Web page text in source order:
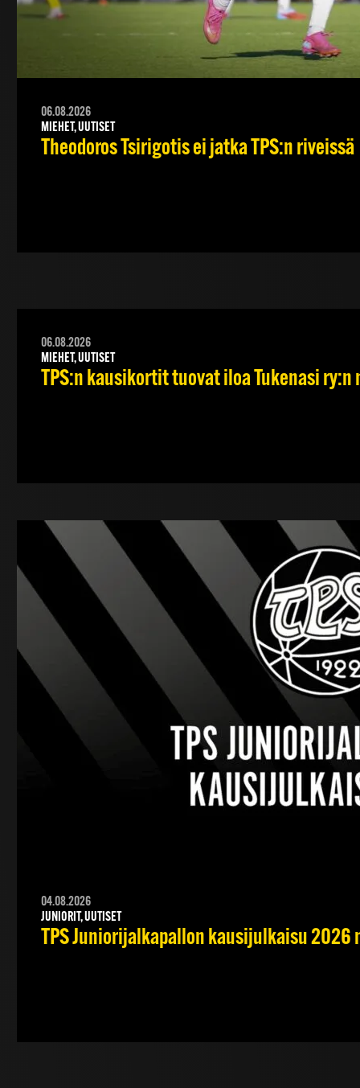
06.08.2026
MIEHET, UUTISET
Theodoros Tsirigotis ei jatka TPS:n riveissä
06.08.2026
MIEHET, UUTISET
TPS:n kausikortit tuovat iloa Tukenasi
04.08.2026
JUNIORIT, UUTISET
TPS Juniorijalkapallon kausijulkaisu 2026